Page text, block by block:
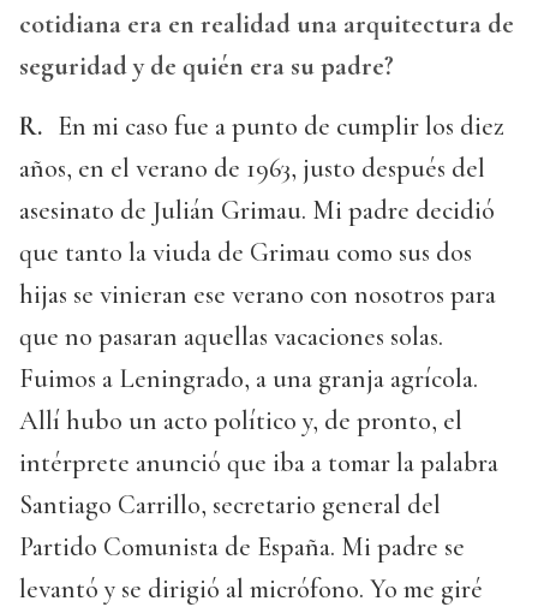
cotidiana era en realidad una arquitectura de
seguridad y de quién era su padre?
R. En mi caso fue a punto de cumplir los diez
años, en el verano de 1963, justo después del
asesinato de Julián Grimau. Mi padre decidió
que tanto la viuda de Grimau como sus dos
hijas se vinieran ese verano con nosotros para
que no pasaran aquellas vacaciones solas.
Fuimos a Leningrado, a una granja agrícola.
Allí hubo un acto político y, de pronto, el
intérprete anunció que iba a tomar la palabra
Santiago Carrillo, secretario general del
Partido Comunista de España. Mi padre se
levantó y se dirigió al micrófono. Yo me giré